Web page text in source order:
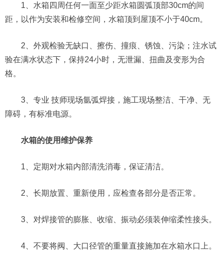
1、水箱四周任何一面至少距水箱圆弧顶部30cm的间
距，以作为安装和检修空间，水箱顶到屋顶不小于40cm。
2、外观检验无缺口、擦伤、撞痕、锈蚀、污染；注水试
验在满水状态下，保持24小时，无泄漏、扭曲及变形为合
格。
3、专业 技师现场氩弧焊接，施工现场整洁、干净、无
障碍，有标准电源。
水箱的使用维护保养
1、定期对水箱内部清洗消毒，保证清洁。
2、长期放置、重新使用，应检查各部分是否正常。
3、对焊接管的膨胀、收缩、振动必须装伸缩柔性接头。
4、不要将阀、大口径管的重量直接施加在水箱水口上。